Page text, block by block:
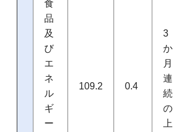
食
品
及
び
エ
ネ
ル
ギ
ー
109.2 0.4
3
か
月
連
続
の
上